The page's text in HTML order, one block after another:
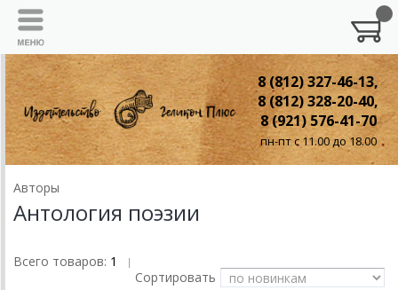
8 (812) 327-46-13,
8 (812) 328-20-40,
8 (921) 576-41-70
пн-пт с 11.00 до 18.00
Авторы
Антология поэзии
Всего товаров: 1 |
Сортировать